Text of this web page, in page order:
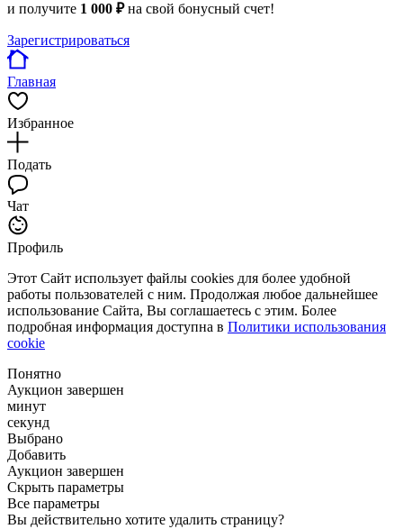
и получите 1 000 ₽на свой бонусный счет!
Зарегистрироваться
Главная
Избранное
Подать
Чат
Профиль
Этот Сайт использует файлы cookies для более удобной
работы пользователей с ним. Продолжая любое дальнейшее
использование Сайта, Вы соглашаетесь с этим. Более
подробная информация доступна в Политики использования
cookie
Понятно
Аукцион завершен
минут
секунд
Выбрано
Добавить
Аукцион завершен
Скрыть параметры
Все параметры
Вы действительно хотите удалить страницу?